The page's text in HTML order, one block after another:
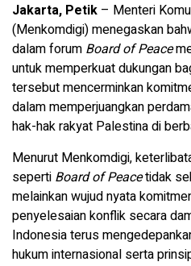
Jakarta, Petik – Menteri
(Menkomdigi) menegaskan
dalam forum Board of Peace
untuk memperkuat dukungan
tersebut mencerminkan
dalam memperjuangkan
hak-hak rakyat Palestina di
Menurut Menkomdigi,
seperti Board of Peacetidak
melainkan wujud nyata
penyelesaian konflik secara
Indonesia terus
hukum internasional serta